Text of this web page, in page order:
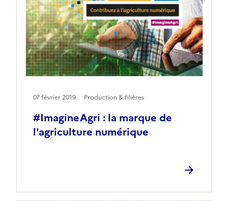
#ImagineAgri : la marque de
l'agriculture numérique
07 février 2019 Production & filières